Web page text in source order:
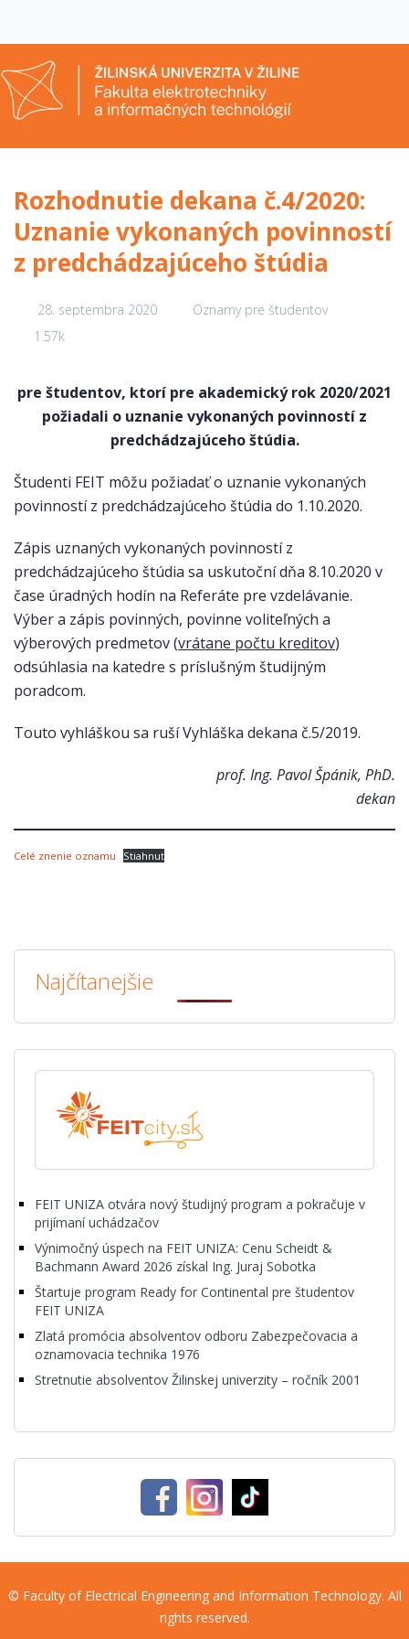
Rozhodnutie dekana č.4/2020:
Uznanie vykonaných povinností
z predchádzajúceho štúdia
28. septembra 2020
Oznamy pre študentov
1.57k
pre študentov, ktorí pre akademický rok 2020/2021
požiadali o uznanie vykonaných povinností z
predchádzajúceho štúdia.
Študenti FEIT môžu požiadať o uznanie vykonaných
povinností z predchádzajúceho štúdia do 1.10.2020.
Zápis uznaných vykonaných povinností z
predchádzajúceho štúdia sa uskutoční dňa 8.10.2020 v
čase úradných hodín na Referáte pre vzdelávanie.
Výber a zápis povinných, povinne voliteľných a
výberových predmetov (vrátane počtu kreditov)
odsúhlasia na katedre s príslušným študijným
poradcom.
Touto vyhláškou sa ruší Vyhláška dekana č.5/2019.
prof. Ing. Pavol Špánik, PhD.
dekan
Celé znenie oznamu Stiahnuť
Najčítanejšie
FEIT UNIZA otvára nový študijný program a pokračuje v
prijímaní uchádzačov
Výnimočný úspech na FEIT UNIZA: Cenu Scheidt &
Bachmann Award 2026 získal Ing. Juraj Sobotka
Štartuje program Ready for Continental pre študentov
FEIT UNIZA
Zlatá promócia absolventov odboru Zabezpečovacia a
oznamovacia technika 1976
Stretnutie absolventov Žilinskej univerzity – ročník 2001
© Faculty of Electrical Engineering and Information Technology. All
rights reserved.